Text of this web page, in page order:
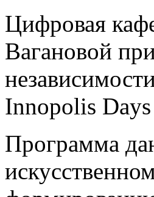
Цифровая
Вагановой
Innopolis
Программа